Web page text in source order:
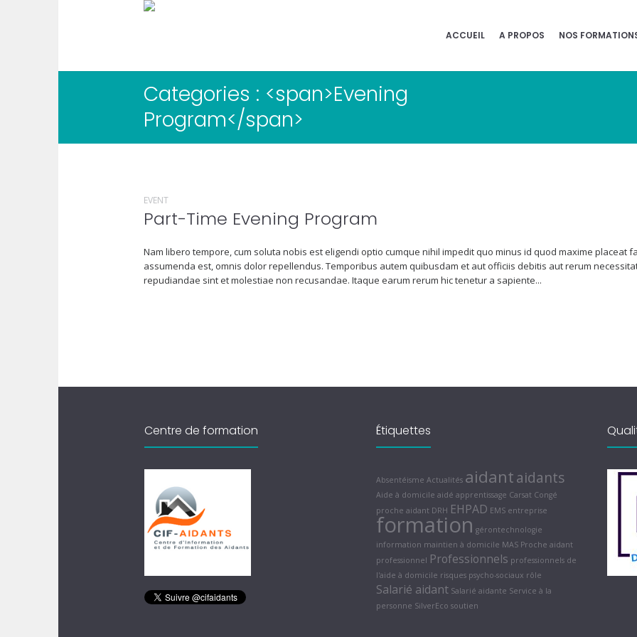
ACCUEIL A PROPOS NOS
Categories : <span>Evening
Program</span>
EVENT
Part-Time Evening Program
Nam libero tempore, cum soluta nobis est eligendi optio cumque nihil impedit quo minus id quod maxime placeat
assumenda est, omnis dolor repellendus. Temporibus autem quibusdam et aut officiis debitis aut rerum
repudiandae sint et molestiae non recusandae. Itaque earum rerum hic tenetur a sapiente...
Centre de formation Étiquettes
Absentéisme Actualités aidantaidants
Aide à domicile aidé apprentissage Carsat Congé
proche aidant DRH EHPAD EMS entreprise
formation gérontechnologie
information maintien à domicile MAS Proche aidant
professionnel Professionnels professionnels de
l'aide à domicile risques psycho-sociaux rôle
Salarié aidant Salarié aidante Service à la
personne SilverEco soutien